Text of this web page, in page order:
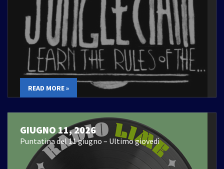
READ MORE »
GIUGNO 11, 2026
Puntatina del 11 giugno – Ultimo giovedì